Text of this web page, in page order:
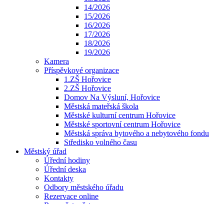
14/2026
15/2026
16/2026
17/2026
18/2026
19/2026
Kamera
Příspěvkové organizace
1.ZŠ Hořovice
2.ZŠ Hořovice
Domov Na Výsluní, Hořovice
Městská mateřská škola
Městské kulturní centrum Hořovice
Městské sportovní centrum Hořovice
Městská správa bytového a nebytového fondu
Středisko volného času
Městský úřad
Úřední hodiny
Úřední deska
Kontakty
Odbory městského úřadu
Rezervace online